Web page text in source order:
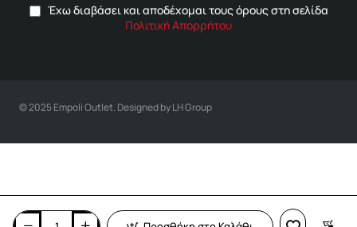
Έχω διαβάσει και αποδέχομαι τους όρους στη σελίδα
Πολιτική Απορρήτου
© 2025 Empoli Outlet. Designed by LH Group